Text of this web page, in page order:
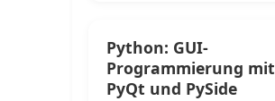
Python: GUI-
Programmierung mit
PyQt und PySide